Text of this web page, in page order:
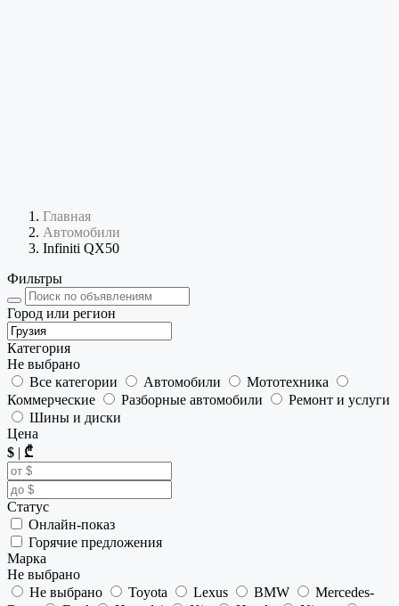
Главная
Автомобили
Infiniti QX50
Фильтры
Город или регион
Категория
Не выбрано
Все категории
Автомобили
Мототехника
Коммерческие
Разборные автомобили
Ремонт и услуги
Шины и диски
Цена
$ | ₾
Статус
Онлайн-показ
Горячие предложения
Марка
Не выбрано
Не выбрано
Toyota Lexus BMW
Mercedes-